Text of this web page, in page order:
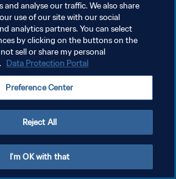
DE COOKIES
and analyse our traffic. We also share
use of our site with our social
analytics partners. You can select
by clicking on the buttons on the
sell or share my personal
Data Protection Portal
Preference Center
Reject All
I'm OK with that